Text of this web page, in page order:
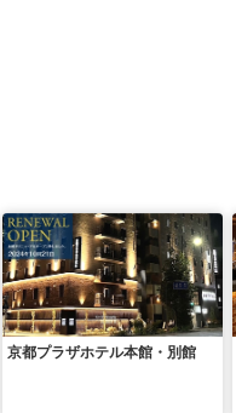
京都プラザホテル本館・別館